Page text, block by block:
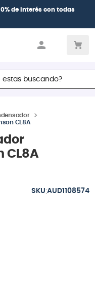
de interéscon todas
buscando?
CL8A
CL8A
:AUD1108574